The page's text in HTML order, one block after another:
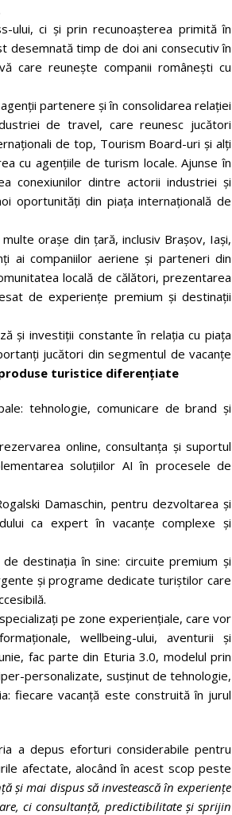
ului, ci și prin recunoașterea primită în
desemnată timp de doi ani consecutiv în
care reunește companii românești cu
partenere și în consolidarea relației
de travel, care reunesc jucători
de top, Tourism Board-uri și alţi
cu agențiile de turism locale. Ajunse în
conexiunilor dintre actorii industriei și
oportunități din piața internațională de
orașe din țară, inclusiv Braşov, Iași,
ai companiilor aeriene și parteneri din
locală de călători, prezentarea
de experiențe premium și destinații
și investiții constante în relația cu piața
jucători din segmentul de vacanțe
turistice diferenţiate
tehnologie, comunicare de brand și
online, consultanța și suportul
soluțiilor AI în procesele de
Damaschin, pentru dezvoltarea și
ca expert în vacanțe complexe și
destinația în sine: circuite premium și
și programe dedicate turiștilor care
pe zone experiențiale, care vor
wellbeing-ului, aventurii și
fac parte din Eturia 3.0, modelul prin
personalizate, susținut de tehnologie,
fiecare vacanță este construită în jurul
a depus eforturi considerabile pentru
afectate, alocând în acest scop peste
și mai dispus să investească în experiențe
ci consultanță, predictibilitate și sprijin